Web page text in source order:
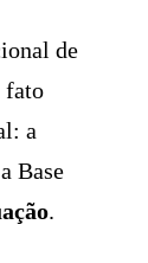
de
fato
a
Base
.